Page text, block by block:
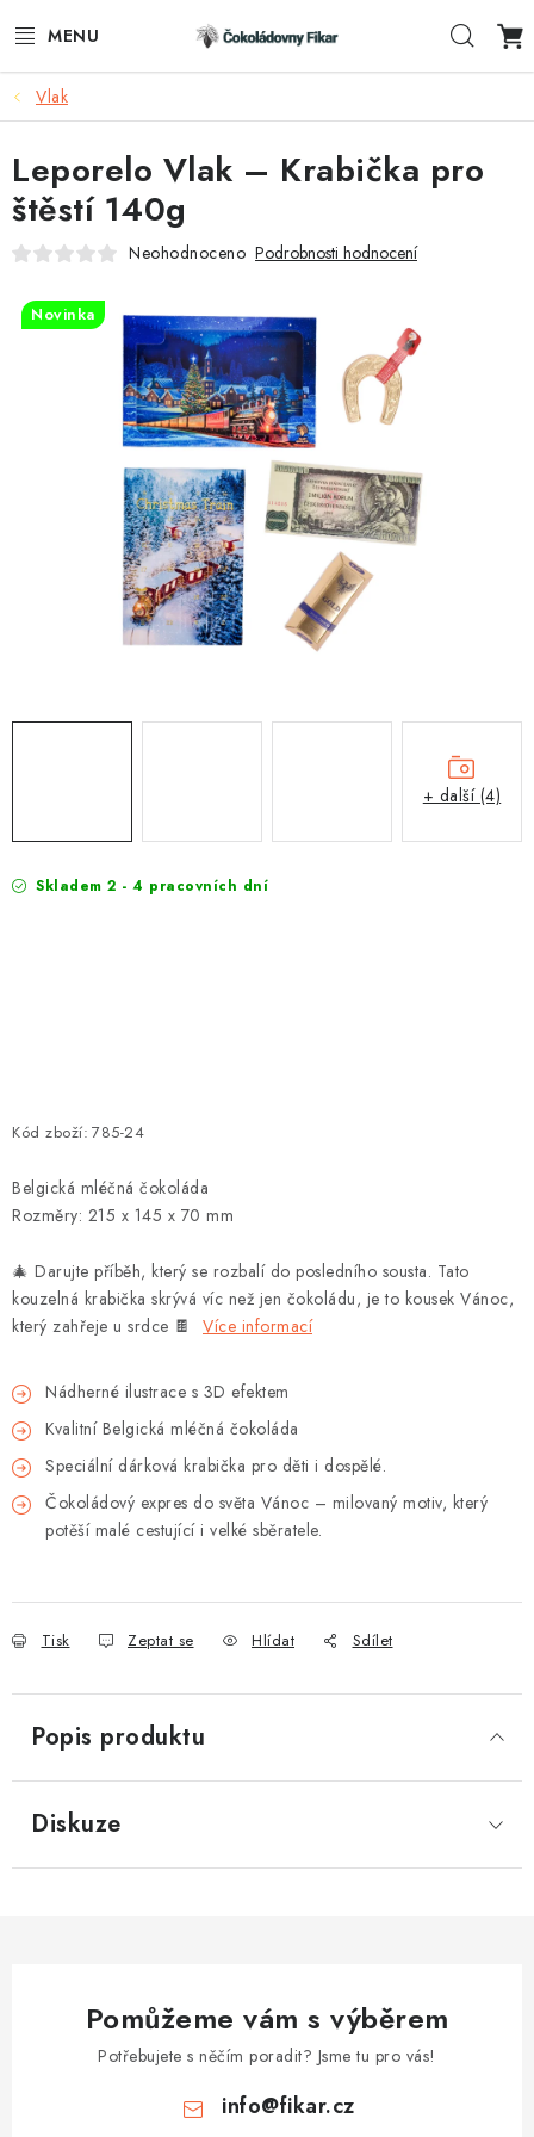
na
ESHOP
REKLAMNÍ VÝROBKY
O NÁS
FUNKČNÍ ČOKOLÁDA
Obchodní podmínky
Reklamace
Podmínky ochrany osobních údajů
Vlak
Skladem 2 - 4 pracovních dní
Kód zboží: 785-24
Belgická mléčná čokoláda
Rozměry: 215 x 145 x 70 mm
🎄 Darujte příběh, který se rozbalí do posledního sousta. Tato
kouzelná krabička skrývá víc než jen čokoládu, je to kousek Vánoc,
který zahřeje u srdce 🍫 Více informací
Nádherné ilustrace s 3D efektem
Kvalitní Belgická mléčná čokoláda
Speciální dárková krabička pro děti i dospělé.
Čokoládový expres do světa Vánoc – milovaný motiv, který
potěší malé cestující i velké sběratele.
Tisk Zeptat se Hlídat Sdílet
Leporelo Vlak – Krabička pro
štěstí 140g
Neohodnoceno Podrobnosti hodnocení
Novinka
+ další (4)
Popis produktu
Diskuze
Pomůžeme vám s výběrem
Potřebujete s něčím poradit? Jsme tu pro vás!
info@fikar.cz